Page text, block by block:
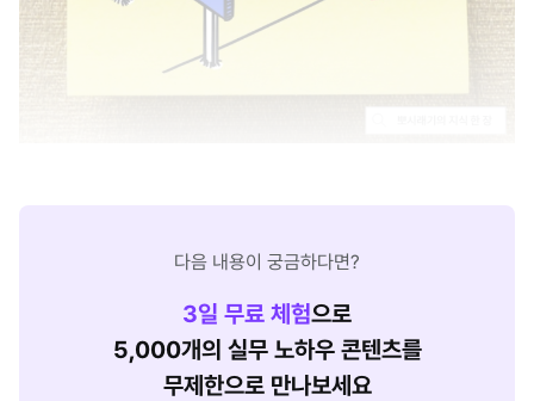
다음 내용이 궁금하다면?
3일 무료 체험으로
5,000개의 실무 노하우 콘텐츠를
무제한으로 만나보세요